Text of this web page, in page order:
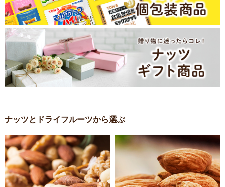
ナッツとドライフルーツから選ぶ